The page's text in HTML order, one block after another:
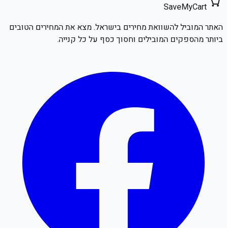
SaveMyCart
האתר המוביל להשוואת מחירים בישראל. מצא את המחירים הטובים
ביותר מהספקים המובילים וחסוך כסף על כל קנייה.